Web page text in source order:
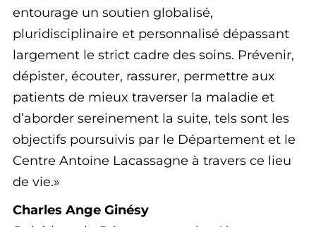
entourage un soutien globalisé,
pluridisciplinaire et personnalisé dépassant
largement le strict cadre des soins. Prévenir,
dépister, écouter, rassurer, permettre aux
patients de mieux traverser la maladie et
d’aborder sereinement la suite, tels sont les
objectifs poursuivis par le Département et le
Centre Antoine Lacassagne à travers ce lieu
de vie.
Charles Ange Ginésy